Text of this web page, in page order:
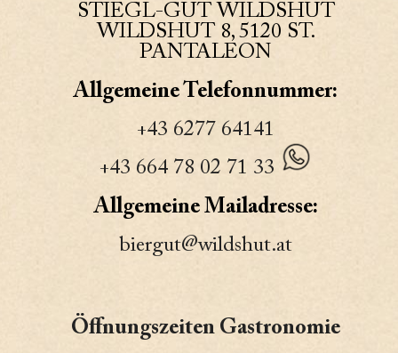
STIEGL-GUT WILDSHUT
WILDSHUT 8, 5120 ST.
PANTALEON
Allgemeine Telefonnummer:
+43 6277 64141
+43 664 78 02 71 33
Allgemeine Mailadresse:
biergut@wildshut.at
Öffnungszeiten Gastronomie